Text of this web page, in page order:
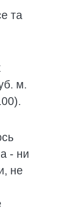
та
м.
- ни
не